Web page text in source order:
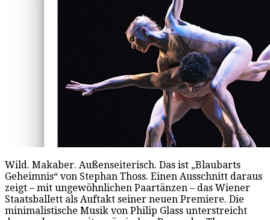
Wild. Makaber. Außenseiterisch. Das ist „Blaubarts
Geheimnis“ von Stephan Thoss. Einen Ausschnitt daraus
zeigt – mit ungewöhnlichen Paartänzen – das Wiener
Staatsballett als Auftakt seiner neuen Premiere. Die
minimalistische Musik von Philip Glass unterstreicht